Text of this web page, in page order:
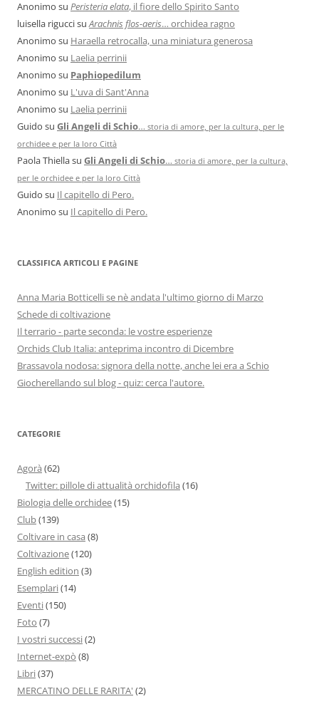
Anonimo su Peristeria elata, il fiore dello Spirito Santo
luisella riguccisu Arachnis flos-aeris… orchidea ragno
Anonimo su Haraella retrocalla, una miniatura generosa
Anonimo su Laelia perrinii
Anonimo su Paphiopedilum
Anonimo su L'uva di Sant'Anna
Anonimo su Laelia perrinii
Guido su Gli Angeli di Schio… storia di amore, per la cultura, per le
orchidee e per la loro Città
Paola Thiellasu Gli Angeli di Schio… storia di amore, per la cultura,
per le orchidee e per la loro Città
Guido su Il capitello di Pero.
Anonimo su Il capitello di Pero.
CLASSIFICA ARTICOLI E PAGINE
Anna Maria Botticelli se nè andata l'ultimo giorno di Marzo
Schede di coltivazione
Il terrario - parte seconda: le vostre esperienze
Orchids Club Italia: anteprima incontro di Dicembre
Brassavola nodosa: signora della notte, anche lei era a Schio
Giocherellando sul blog - quiz: cerca l'autore.
CATEGORIE
Agorà (62)
Twitter: pillole di attualità orchidofila (16)
Biologia delle orchidee(15)
Club(139)
Coltivare in casa (8)
Coltivazione(120)
English edition (3)
Esemplari(14)
Eventi(150)
Foto (7)
I vostri successi(2)
Internet-expò (8)
Libri(37)
MERCATINO DELLE RARITA' (2)